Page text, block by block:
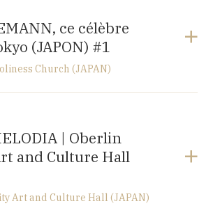
ce célèbre
(JAPON) #1
Church (JAPAN)
| Oberlin
and Culture Hall
Art and Culture Hall (JAPAN)